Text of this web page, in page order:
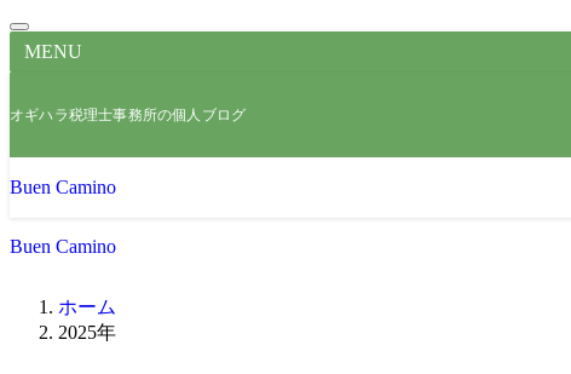
MENU
オギハラ税理士事務所の個人ブログ
Buen Camino
Buen Camino
ホーム
2025年